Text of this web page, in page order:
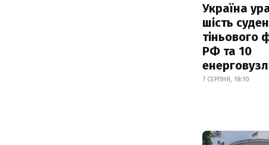
Україна
шість суден
тіньового
РФ та 10
7 СЕРПНЯ, 18:10